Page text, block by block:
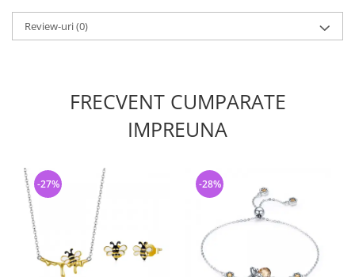
Review-uri(0)
FRECVENT CUMPARATE
IMPREUNA
-27% -28%